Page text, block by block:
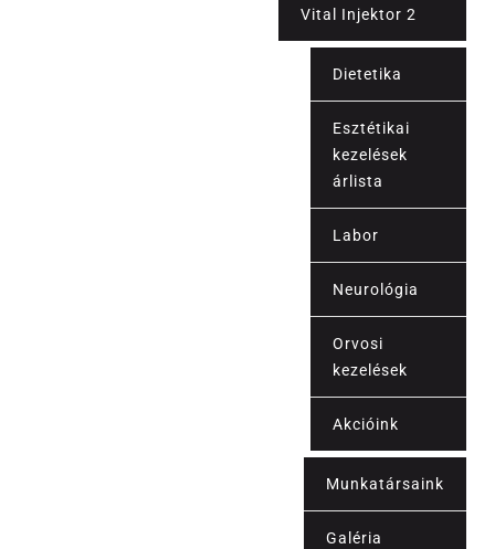
Vital Injektor 2
Dietetika
Esztétikai
kezelések
árlista
Labor
Neurológia
Orvosi
kezelések
Akcióink
Munkatársaink
Galéria